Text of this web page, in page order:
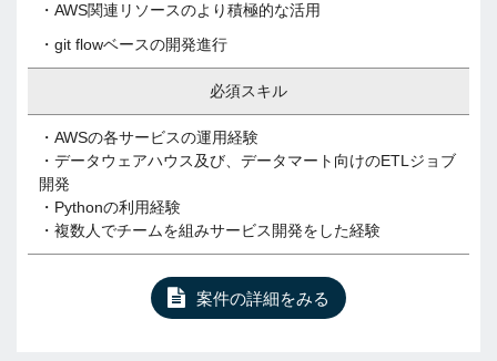
・AWS関連リソースのより積極的な活用
・git flowベースの開発進行
必須スキル
・AWSの各サービスの運用経験
・データウェアハウス及び、データマート向けのETLジョブ
開発
・Pythonの利用経験
・複数人でチームを組みサービス開発をした経験
案件の詳細をみる